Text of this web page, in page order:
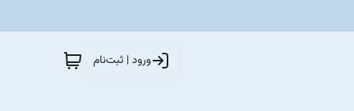
ورود | ثبت‌نام